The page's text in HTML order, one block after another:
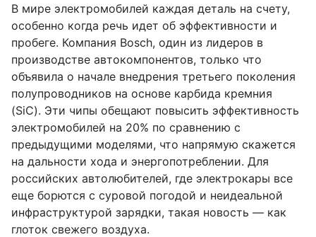
В мире электромобилей каждая деталь на счету,
особенно когда речь идет об эффективности и
пробеге. Компания Bosch, один из лидеров в
производстве автокомпонентов, только что
объявила о начале внедрения третьего поколения
полупроводников на основе карбида кремния
(SiC). Эти чипы обещают повысить эффективность
электромобилей на 20% по сравнению с
предыдущими моделями, что напрямую скажется
на дальности хода и энергопотреблении. Для
российских автолюбителей, где электрокары все
еще борются с суровой погодой и неидеальной
инфраструктурой зарядки, такая новость — как
глоток свежего воздуха.